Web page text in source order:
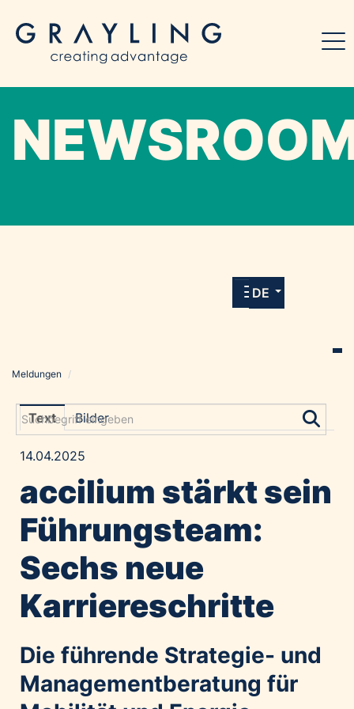
allen Meldungen und Downloads unserer
DE
Grayling Agentur
Amadeus Austrian Music Awards
Constantia Flexibles
Costa Kreuzfahrten
Emirates
Financial Times
GE HealthCare
Meldungen /
Text Bilder
14.04.2025
accilium stärkt sein
Führungsteam:
Sechs neue
Karriereschritte
Die führende Strategie- und
Managementberatung für